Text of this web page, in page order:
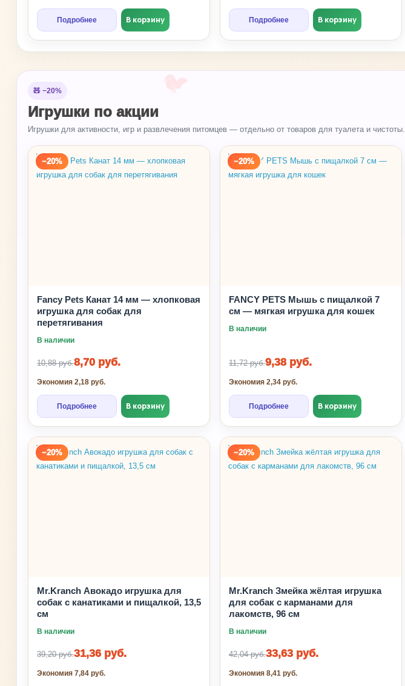
🐇
Подробнее В корзину Подробнее В корзину
🧸 −20%
Игрушки по акции
Игрушки для активности, игр и развлечения питомцев — отдельно от товаров для туалета и чистоты.
−20%
Fancy Pets Канат 14 мм — хлопковая
игрушка для собак для
перетягивания
В наличии
10,88 руб.8,70 руб.
Экономия 2,18 руб.
Подробнее В корзину
−20%
FANCY PETS Мышь с пищалкой 7
см — мягкая игрушка для кошек
В наличии
11,72 руб.9,38 руб.
Экономия 2,34 руб.
Подробнее В корзину
−20%
Mr.Kranch Авокадо игрушка для
собак с канатиками и пищалкой, 13,5
см
В наличии
39,20 руб.31,36 руб.
Экономия 7,84 руб.
−20%
Mr.Kranch Змейка жёлтая игрушка
для собак с карманами для
лакомств, 96 см
В наличии
42,04 руб.33,63 руб.
Экономия 8,41 руб.